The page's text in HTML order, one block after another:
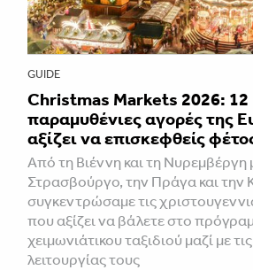
GUIDE
Christmas Markets 2026: 12
παραμυθένιες αγορές της
αξίζει να επισκεφθείς
Από τη Βιέννη και τη Νυρεμβέργη
Στρασβούργο, την Πράγα και την
συγκεντρώσαμε τις
που αξίζει να βάλετε στο
χειμωνιάτικου ταξιδιού μαζί με
λειτουργίας τους